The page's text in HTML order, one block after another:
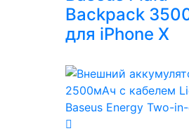
Backpack
для iPhone X